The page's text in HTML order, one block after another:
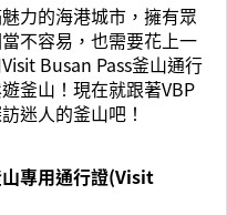
力的海港城市，擁有眾
不容易，也需要花上一
Busan Pass釜山通行
釜山！現在就跟著VBP
迷人的釜山吧！
專用通行證(Visit